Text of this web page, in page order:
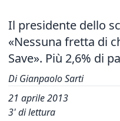
Il presidente dello
«Nessuna fretta di
Save». Più 2,6% di
Di Gianpaolo Sarti
21 aprile 2013
3' di lettura